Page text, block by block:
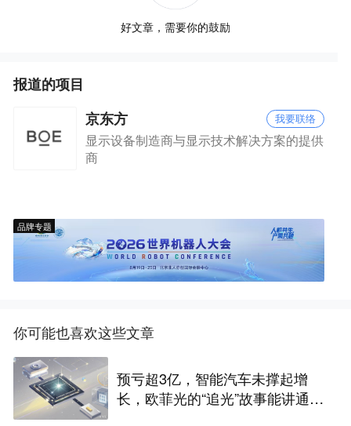
好文章，需要你的鼓励
报道的项目
京东方 我要联络
显示设备制造商与显示技术解决方案的提供
商
品牌专题
你可能也喜欢这些文章
预亏超3亿，智能汽车未撑起增
长，欧菲光的“追光”故事能讲通